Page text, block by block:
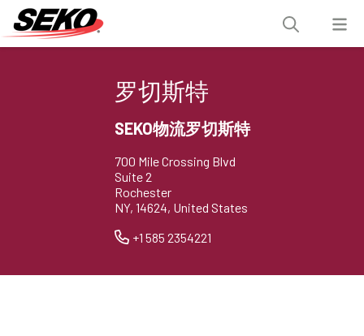
罗切斯特
SEKO物流罗切斯特
700 Mile Crossing Blvd
Suite 2
Rochester
NY, 14624, United States
+1 585 2354221